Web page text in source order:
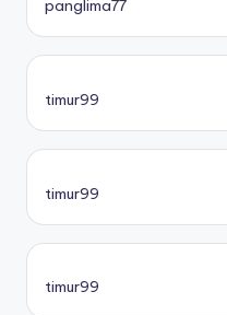
panglima77
timur99
timur99
timur99